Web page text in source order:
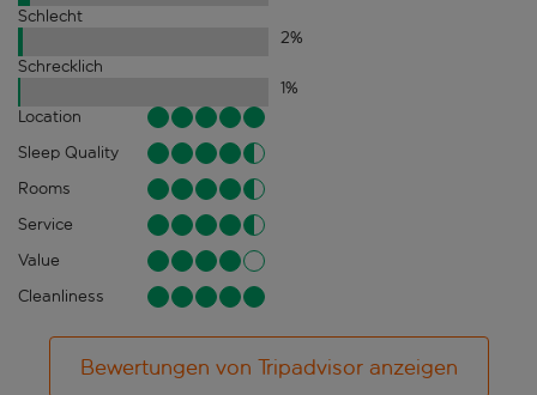
Schlecht
2%
Schrecklich
1%
Location
Sleep Quality
Rooms
Service
Value
Cleanliness
Bewertungen von Tripadvisor anzeigen